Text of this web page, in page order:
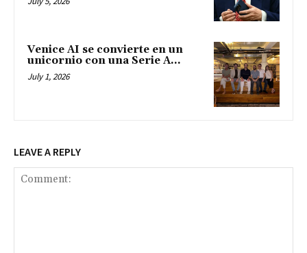
Venice AI se convierte en un
unicornio con una Serie A...
July 1, 2026
LEAVE A REPLY